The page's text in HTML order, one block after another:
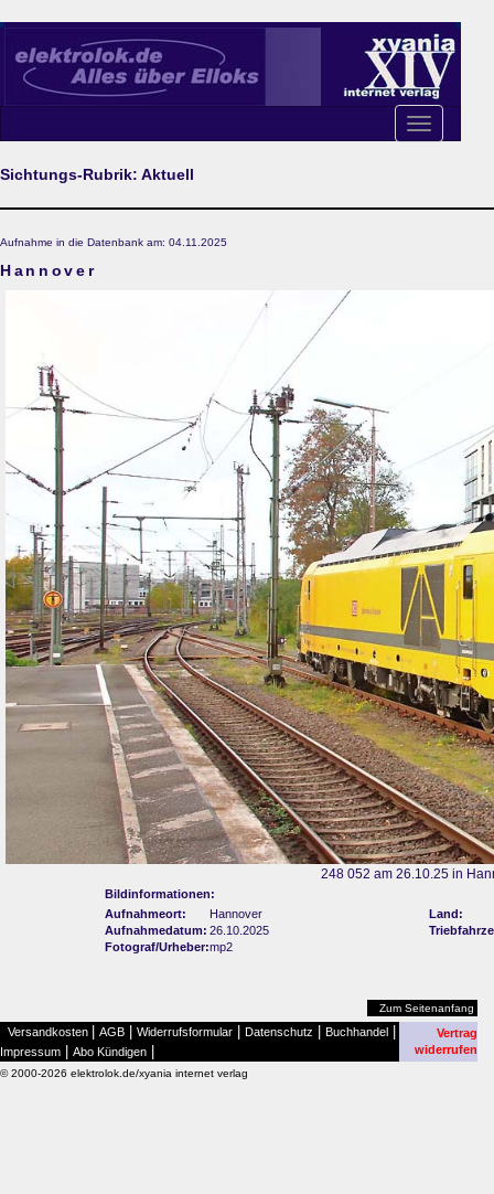
Toggle
navigation
Sichtungs-Rubrik: Aktuell
Aufnahme in die Datenbank am: 04.11.2025
Hannover
248 052 am 26.10.25 in
Bildinformationen:
Aufnahmeort:
Hannover
Land:
Aufnahmedatum: 26.10.2025
Fotograf/Urheber:mp2
Zum Seitenanfang
Versandkosten AGB Widerrufsformular Datenschutz Buchhandel
Impressum Abo Kündigen
Vertrag
widerrufen
© 2000-2026 elektrolok.de/xyania internet verlag